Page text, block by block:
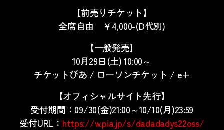
【前売りチケット】
全席自由 ￥4,000-(D代別)
【一般発売】
10月29日(土) 10:00～
チケットぴあ / ローソンチケット / e+
【オフィシャルサイト先行】
受付期間：09/30(金)21:00～10/10(月)23:59
受付URL： https://w.pia.jp/s/dadadadys22oss/